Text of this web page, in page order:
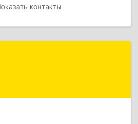
контакты
Назад
Санкт-Петербург, Петергоф г,